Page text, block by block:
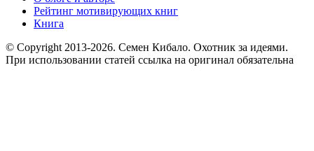
Рейтинг мотивирующих книг
Книга
© Copyright 2013-2026. Семен Кибало. Охотник за идеями.
При использовании статей ссылка на оригинал обязательна